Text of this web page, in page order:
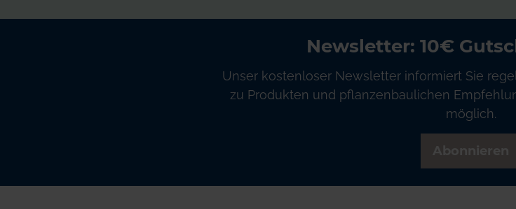
Newsletter: 10€
Unser kostenloser Newsletter informiert Sie
zu Produkten und pflanzenbaulichen
möglich.